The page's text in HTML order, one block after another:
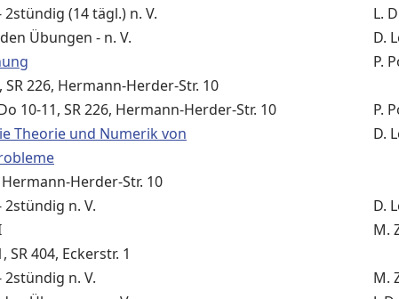
(14 tägl.) n. V.
L.
Übungen - n. V.
D.
P.
SR 226, Hermann-Herder-Str. 10
10-11, SR 226, Hermann-Herder-Str. 10
P.
Theorie und Numerik von
D.
Hermann-Herder-Str. 10
n. V.
D.
M.
SR 404, Eckerstr. 1
n. V.
M.